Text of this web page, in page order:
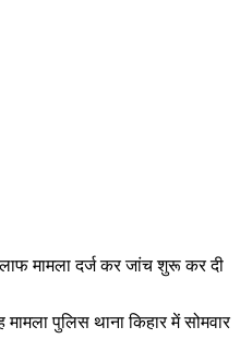
मामला दर्ज कर जांच शुरू कर दी
पुलिस थाना किहार में सोमवार